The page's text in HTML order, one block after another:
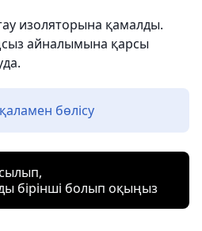
изоляторына қамалды.
айналымына қарсы
бөлісу
бірінші болып оқыңыз